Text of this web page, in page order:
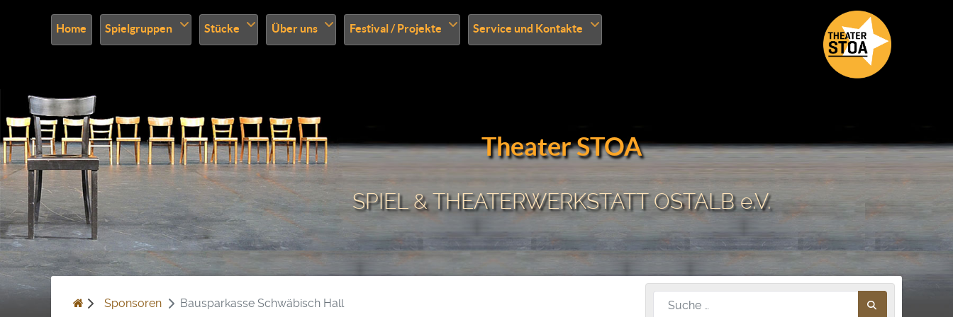
Home Spielgruppen Stücke Über uns Festival / Projekte Service und Kontakte
Theater STOA
SPIEL & THEATERWERKSTATT OSTALB e.V.
Sponsoren Bausparkasse Schwäbisch Hall Nach diesem Begriff suchen